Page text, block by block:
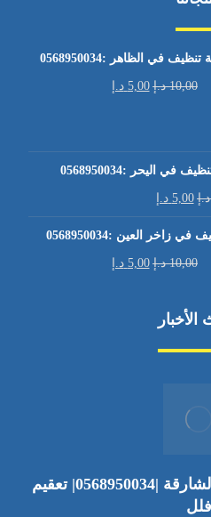
في الظاهر :0568950034
10,00 د.إ 5,00 د.إ
في اليحر :0568950034
د.إ 5,00 د.إ
زاخر العين :0568950034
10,00 د.إ 5,00 د.إ
الأخبار
شركة تعقيم منازل في الشارقة |0568950034| تعقيم
فلل